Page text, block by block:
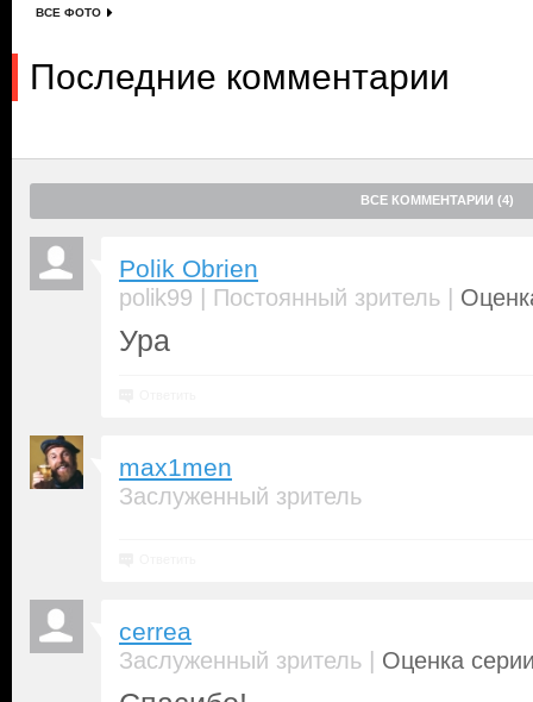
ВСЕ ФОТО
Последние комментарии
ВСЕ КОММЕНТАРИИ (4)
Polik Obrien
polik99 | Постоянный зритель |
Ура
max1men
Заслуженный зритель
cerrea
Заслуженный зритель | Оценка